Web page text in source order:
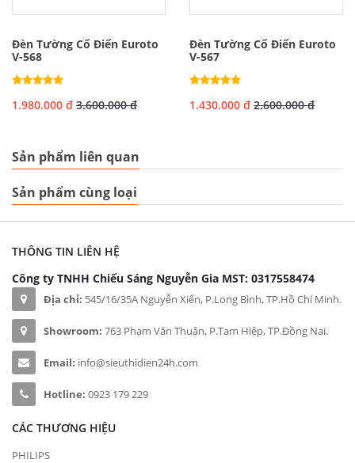
Đèn Tường Cổ Điển Euroto
V-568
1.980.000 đ 3.600.000 đ
Đèn Tường Cổ Điển Euroto
V-567
1.430.000 đ 2.600.000 đ
Sản phẩm liên quan
Sản phẩm cùng loại
THÔNG TIN LIÊN HỆ
Công ty TNHH Chiếu Sáng Nguyễn Gia MST: 0317558474
Địa chỉ: 545/16/35A Nguyễn Xiển, P.Long Bình, TP.Hồ Chí Minh.
Showroom: 763 Phạm Văn Thuận, P.Tam Hiệp, TP.Đồng Nai.
Email: info@sieuthidien24h.com
Hotline: 0923 179 229
CÁC THƯƠNG HIỆU
PHILIPS